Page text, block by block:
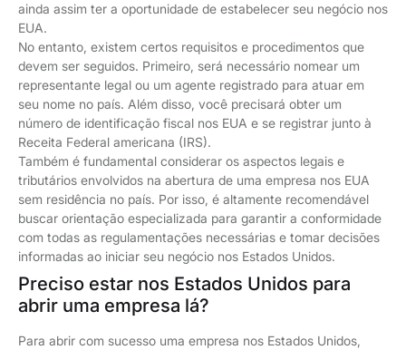
ainda assim ter a oportunidade de estabelecer seu negócio nos
EUA.
No entanto, existem certos requisitos e procedimentos que
devem ser seguidos. Primeiro, será necessário nomear um
representante legal ou um agente registrado para atuar em
seu nome no país. Além disso, você precisará obter um
número de identificação fiscal nos EUA e se registrar junto à
Receita Federal americana (IRS).
Também é fundamental considerar os aspectos legais e
tributários envolvidos na abertura de uma empresa nos EUA
sem residência no país. Por isso, é altamente recomendável
buscar orientação especializada para garantir a conformidade
com todas as regulamentações necessárias e tomar decisões
informadas ao iniciar seu negócio nos Estados Unidos.
Preciso estar nos Estados Unidos para
abrir uma empresa lá?
Para abrir com sucesso uma empresa nos Estados Unidos,